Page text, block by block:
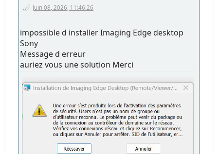
Juin 08, 2026, 11:46:26
impossible d installer Imaging Edge desktop
Sony
Message d erreur
auriez vous une solution Merci